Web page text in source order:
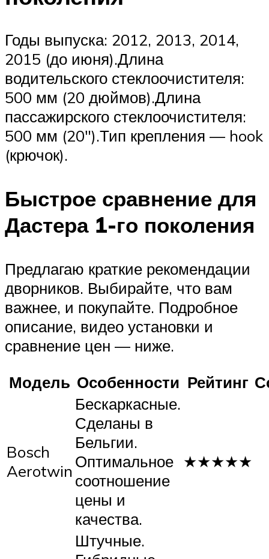
Годы выпуска: 2012, 2013, 2014,
2015 (до июня).Длина
водительского стеклоочистителя:
500 мм (20 дюймов).Длина
пассажирского стеклоочистителя:
500 мм (20″).Тип крепления — hook
(крючок).
Быстрое сравнение для
Дастера 1-го поколения
Предлагаю краткие рекомендации
дворников. Выбирайте, что вам
важнее, и покупайте. Подробное
описание, видео установки и
сравнение цен — ниже.
Модель Особенности Рейтинг
Bosch
Aerotwin
Бескаркасные.
Сделаны в
Бельгии.
Оптимальное
соотношение
цены и
качества.
★★★★★
Штучные.